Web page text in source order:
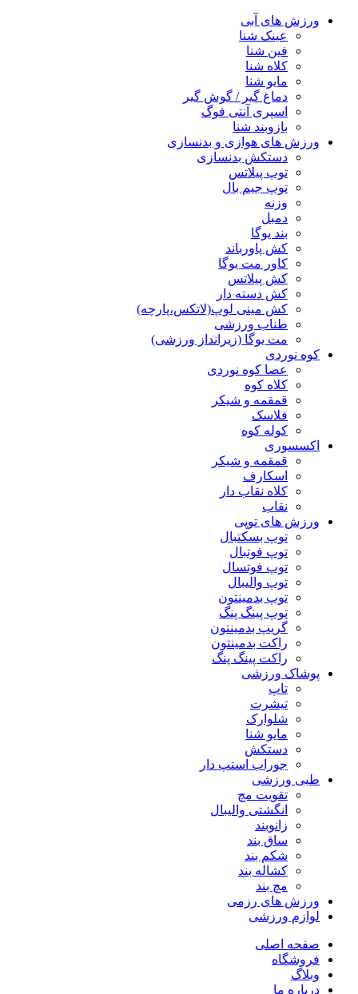
ورزش های آبی
عینک شنا
فین شنا
کلاه شنا
مایو شنا
دماغ گیر / گوش گیر
اسپری آنتی فوگ
بازوبند شنا
ورزش های هوازی و بدنسازی
دستکش بدنسازی
توپ پیلاتس
توپ جیم بال
وزنه
دمبل
بند یوگا
کش پاورباند
کاور مت یوگا
کش پیلاتس
کش دسته دار
کش مینی لوپ(لاتکس،پارچه)
طناب ورزشی
مت یوگا (زیرانداز ورزشی)
کوه نوردی
عصا کوه نوردی
کلاه کوه
قمقمه و شیکر
فلاسک
کوله کوه
اکسسوری
قمقمه و شیکر
اسکارف
کلاه نقاب دار
نقاب
ورزش های توپی
توپ بسکتبال
توپ فوتبال
توپ فوتسال
توپ والیبال
توپ بدمینتون
توپ پینگ پنگ
گریپ بدمینتون
راکت بدمینتون
راکت پینگ پنگ
پوشاک ورزشی
تاپ
تیشرت
شلوارک
مایو شنا
دستکش
جوراب استپ دار
طبی ورزشی
تقویت مچ
انگشتی واليبال
زانوبند
ساق بند
شکم بند
کشاله بند
مچ بند
ورزش های رزمی
لوازم ورزشی
صفحه اصلی
فروشگاه
وبلاگ
درباره ما